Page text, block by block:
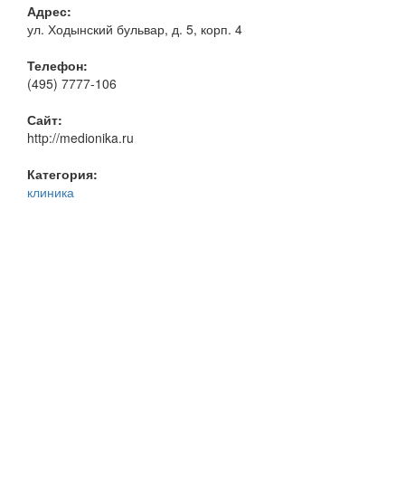
Адрес:
ул. Ходынский бульвар, д. 5, корп. 4
Телефон:
(495) 7777-106
Сайт:
http://medionika.ru
Категория:
клиника